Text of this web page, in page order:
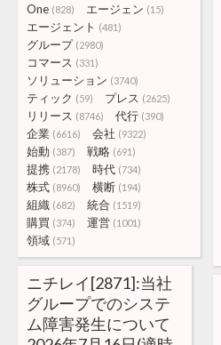
One (828) エージェン (15)
エージェント (481)
グループ (2980)
コマース (331)
ソリューション (3740)
ティック (59) プレス (2625)
リリース (8746) 代行 (390)
企業 (6616) 会社 (9322)
始動 (387) 戦略 (691)
提携 (2178) 時代 (734)
株式 (8960) 横断 (194)
組織 (682) 統合 (1519)
購買 (374) 運営 (1001)
領域 (571)
ニチレイ[2871]:当社
グループでのシステ
ム障害発生について